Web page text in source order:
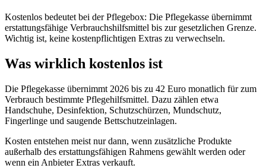
Kostenlos bedeutet bei der Pflegebox: Die Pflegekasse übernimmt
erstattungsfähige Verbrauchshilfsmittel bis zur gesetzlichen Grenze.
Wichtig ist, keine kostenpflichtigen Extras zu verwechseln.
Was wirklich kostenlos ist
Die Pflegekasse übernimmt 2026 bis zu 42 Euro monatlich für zum
Verbrauch bestimmte Pflegehilfsmittel. Dazu zählen etwa
Handschuhe, Desinfektion, Schutzschürzen, Mundschutz,
Fingerlinge und saugende Bettschutzeinlagen.
Kosten entstehen meist nur dann, wenn zusätzliche Produkte
außerhalb des erstattungsfähigen Rahmens gewählt werden oder
wenn ein Anbieter Extras verkauft.